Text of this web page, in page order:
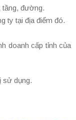
tầng, đường.
ty tại địa điểm đó.
doanh cấp tỉnh của
sử dụng.